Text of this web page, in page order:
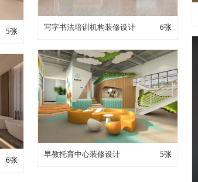
装修成这样要花多少钱？
写字书法培训机构装修设计 6张
5张
装修成这样要花多少钱？
早教托育中心装修设计 5张
6张